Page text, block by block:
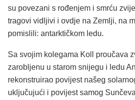
su povezani s rođenjem i smrću
tragovi vidljivi i ovdje na Zemlji, na
pomislili: antarktičkom ledu.
Sa svojim kolegama Koll proučava
zarobljenu u starom snijegu i ledu
rekonstruirao povijest našeg
uključujući i povijest samog